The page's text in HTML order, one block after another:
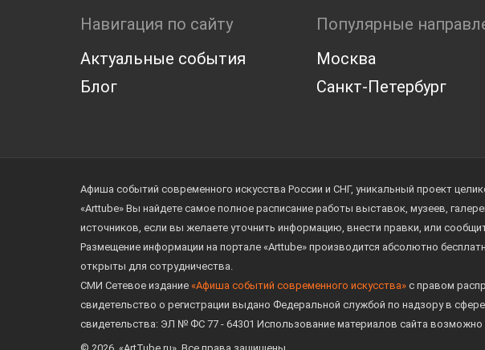
Навигация по сайту
Актуальные события
Блог
Популярные
Москва
Санкт-Петербург
Афиша событий современного искусства России и СНГ, уникальный проект
«Arttube» Вы найдете самое полное расписание работы выставок, музеев,
источников, если вы желаете уточнить информацию, внести правки, или
Размещение информации на портале «Arttube» производится абсолютно
открыты для сотрудничества.
СМИ Сетевое издание «Афиша событий современного искусства» с правом
свидетельство о регистрации выдано Федеральной службой по надзору в
свидетельства: ЭЛ № ФС 77 - 64301 Использование материалов сайта возможно
© 2026. «ArtTube.ru». Все права защищены.